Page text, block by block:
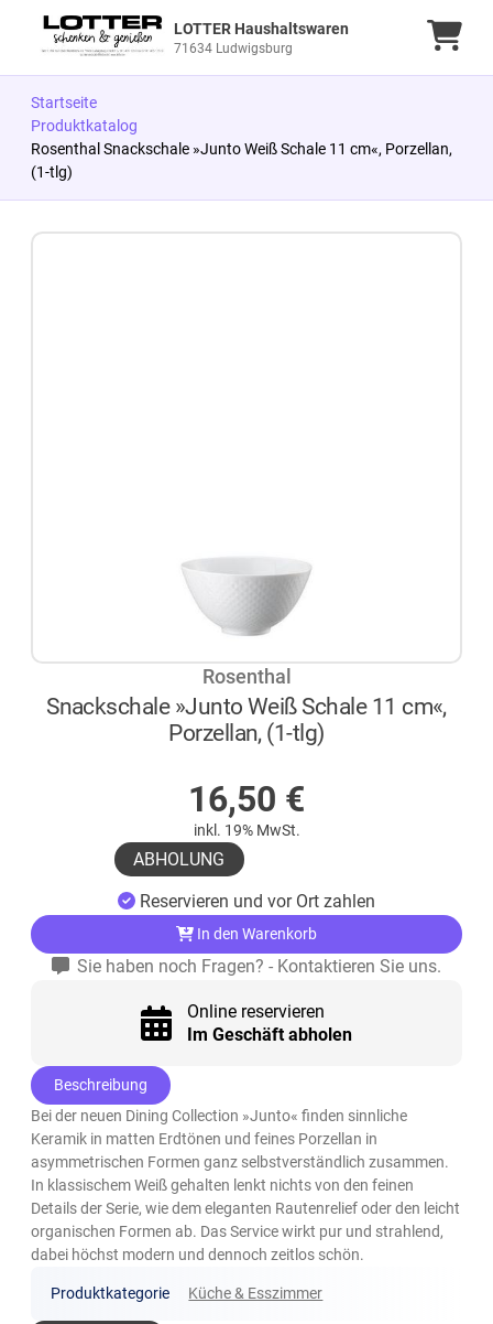
LOTTER Haushaltswaren
71634 Ludwigsburg
Startseite
Produktkatalog
Rosenthal Snackschale »Junto Weiß Schale 11 cm«, Porzellan,
(1-tlg)
Rosenthal
Snackschale »Junto Weiß Schale 11 cm«,
Porzellan, (1-tlg)
16,50 €
inkl. 19% MwSt.
ABHOLUNG
Reservieren und vor Ort zahlen
In den Warenkorb
Sie haben noch Fragen? - Kontaktieren Sie uns.
Online reservieren
Im Geschäft abholen
Beschreibung
Bei der neuen Dining Collection »Junto« finden sinnliche
Keramik in matten Erdtönen und feines Porzellan in
asymmetrischen Formen ganz selbstverständlich zusammen.
In klassischem Weiß gehalten lenkt nichts von den feinen
Details der Serie, wie dem eleganten Rautenrelief oder den leicht
organischen Formen ab. Das Service wirkt pur und strahlend,
dabei höchst modern und dennoch zeitlos schön.
Produktkategorie Küche & Esszimmer